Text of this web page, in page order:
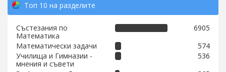
Топ 10 на разделите
Състезания по
Математика
6905
Математически задачи
574
Училища и Гимназии -
мнения и съвети
536